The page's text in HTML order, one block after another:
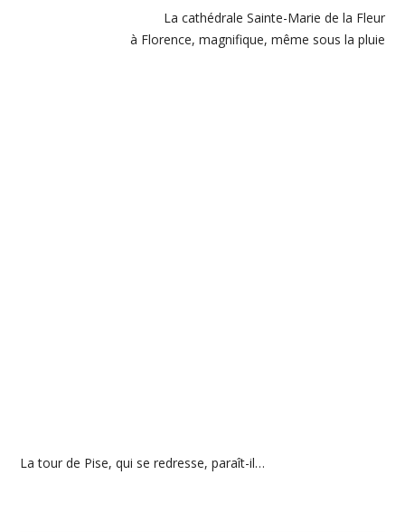
La cathédrale Sainte-Marie de la Fleur
à Florence, magnifique, même sous la pluie
La tour de Pise, qui se redresse, paraît-il…